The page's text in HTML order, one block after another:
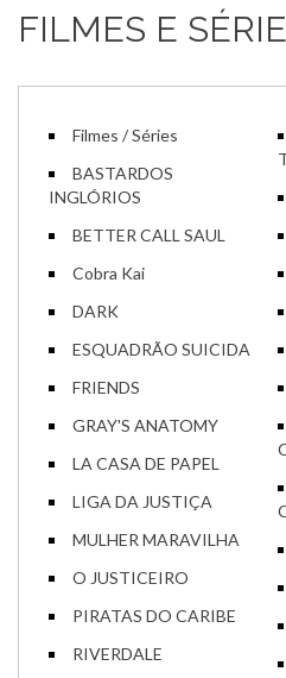
FILMES E
Filmes / Séries
BASTARDOS
INGLÓRIOS
BETTER CALL SAUL
Cobra Kai
DARK
ESQUADRÃO SUICIDA
FRIENDS
GRAY'S ANATOMY
LA CASA DE PAPEL
LIGA DA JUSTIÇA
MULHER MARAVILHA
O JUSTICEIRO
PIRATAS DO CARIBE
RIVERDALE